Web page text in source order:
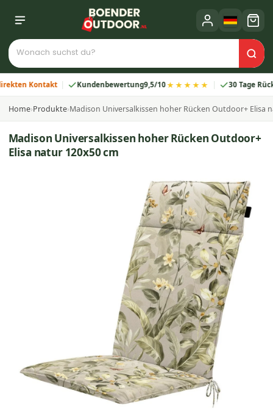
Kontakt Kundenbewertung9,5/10★★★★★ 30 Tage Rückgabe
Home›Produkte›Madison Universalkissen hoher Rücken Outdoor+ Elisa
Madison Universalkissen hoher Rücken Outdoor+
Elisa natur 120x50 cm